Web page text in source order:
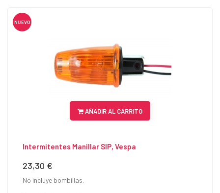
NUEVO
AÑADIR AL CARRITO
Intermitentes Manillar SIP, Vespa
Precio
23,30 €
No incluye bombillas.